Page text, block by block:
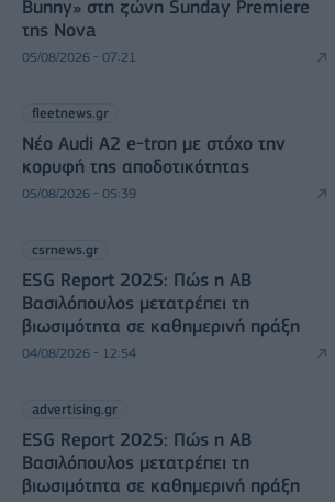
Bunny» στη ζώνη Sunday Premiere
της Nova
05/08/2026 - 07:21
fleetnews.gr
Νέο Audi A2 e-tron με στόχο την
κορυφή της αποδοτικότητας
05/08/2026 - 05:39
csrnews.gr
ESG Report 2025: Πώς η ΑΒ
Βασιλόπουλος μετατρέπει τη
βιωσιμότητα σε καθημερινή πράξη
04/08/2026 - 12:54
advertising.gr
ESG Report 2025: Πώς η ΑΒ
Βασιλόπουλος μετατρέπει τη
βιωσιμότητα σε καθημερινή πράξη